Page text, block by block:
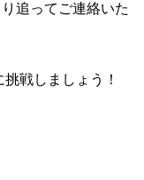
追ってご連絡いた
戦しましょう！